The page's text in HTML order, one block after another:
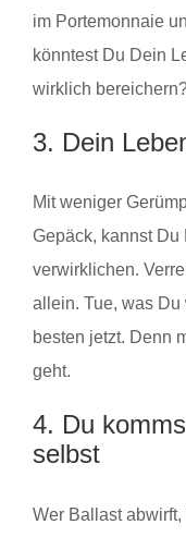
im Portemonnaie
könntest Du Dein
wirklich
3. Dein
Mit weniger
Gepäck, kannst
verwirklichen.
allein. Tue, was
besten jetzt. Denn
geht.
4. Du
selbst
Wer Ballast